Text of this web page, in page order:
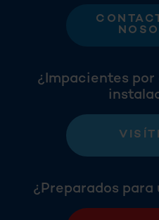
¿Impacientes
¿Preparados